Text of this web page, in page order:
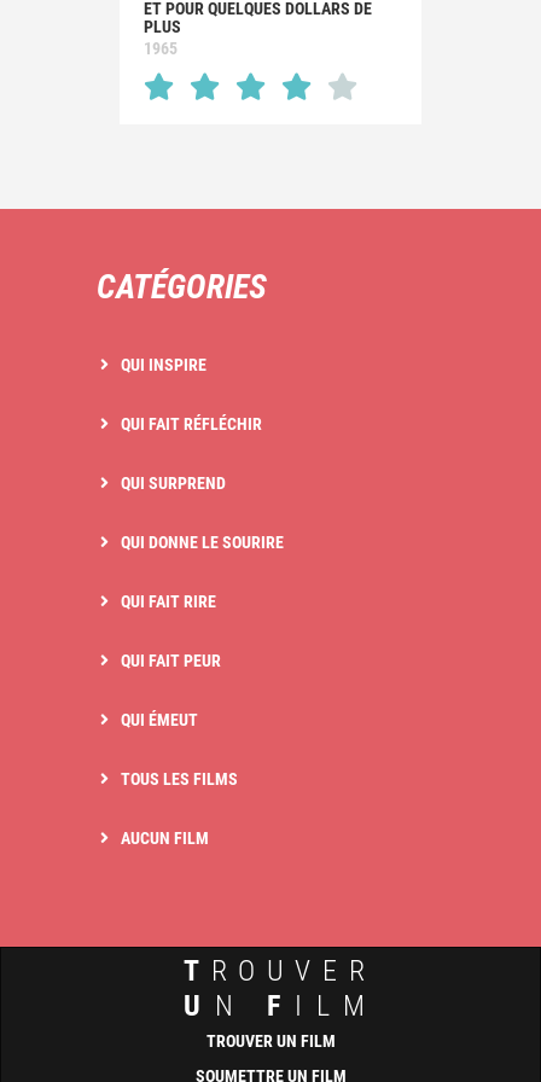
ET POUR QUELQUES DOLLARS DE
PLUS
1965
CATÉGORIES
QUI INSPIRE
QUI FAIT RÉFLÉCHIR
QUI SURPREND
QUI DONNE LE SOURIRE
QUI FAIT RIRE
QUI FAIT PEUR
QUI ÉMEUT
TOUS LES FILMS
AUCUN FILM
T ROUVER
U N F ILM
TROUVER UN FILM
SOUMETTRE UN FILM